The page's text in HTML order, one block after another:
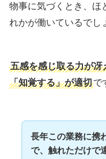
物事に気づくとき、ほ
れかが働いているでし
五感を感じ取る力が
「知覚する」が適切で
長年この業務に携
で、触れただけで